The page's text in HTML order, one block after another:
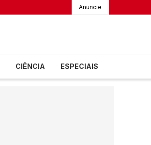
Anuncie
CIÊNCIA ESPECIAIS